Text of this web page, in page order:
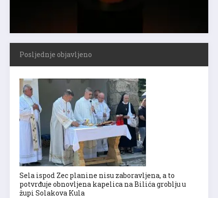
Posljednje objavljeno
Sela ispod Zec planine nisu zaboravljena, a to
potvrđuje obnovljena kapelica na Bilića groblju u
župi Solakova Kula